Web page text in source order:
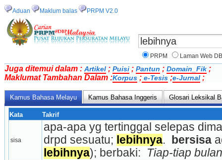
Aduan Maklum balas PRPM V2.0
PRPM Laman Web
Juga ditemui dalam : Artikel ; Puisi ; Pantun ; Domain_Fik ;
Maklumat Tambahan Dalam :Korpus ; e-Tesis ;e-Jurnal ;
Kamus Bahasa Melayu Kamus Bahasa Inggeris Glosari Leksikal
Kata Takrif
sisa
apa-apa yg tertinggal selepas
drpd sesuatu; lebihnya.
bersisa
lebihnya); berbaki: Tiap-tiap